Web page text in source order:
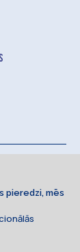
pieredzi, mēs